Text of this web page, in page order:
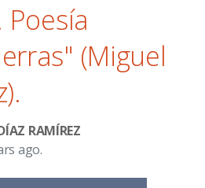
Poesía
(Miguel
RAMÍREZ
ago.